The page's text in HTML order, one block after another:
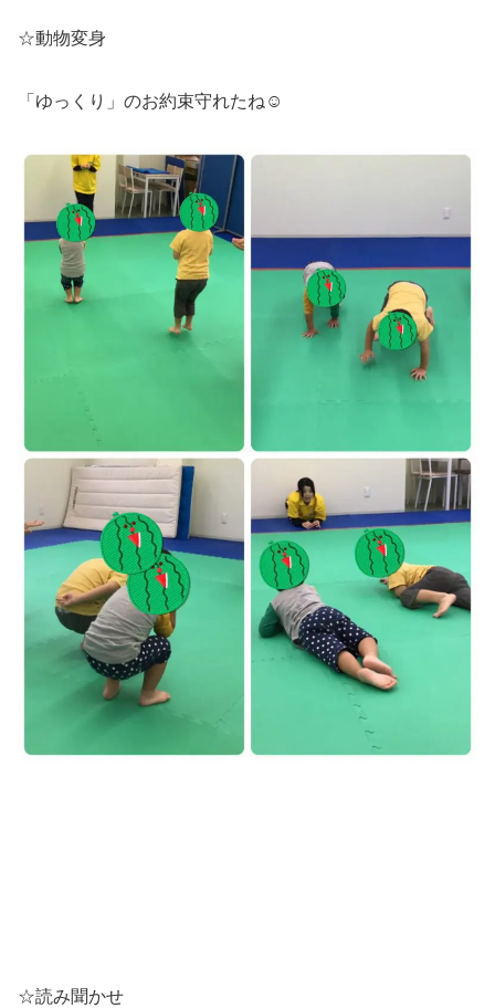
☆動物変身
「ゆっくり」のお約束守れたね☺
☆読み聞かせ